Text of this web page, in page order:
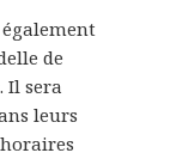
de
Il sera
leurs